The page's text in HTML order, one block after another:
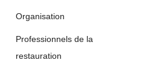
Organisation
Professionnels de la
restauration